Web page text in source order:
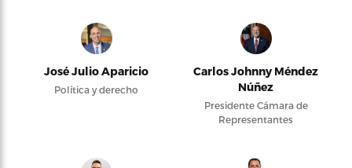
José Julio Aparicio
Política y derecho
Carlos Johnny Méndez
Núñez
Presidente Cámara de
Representantes